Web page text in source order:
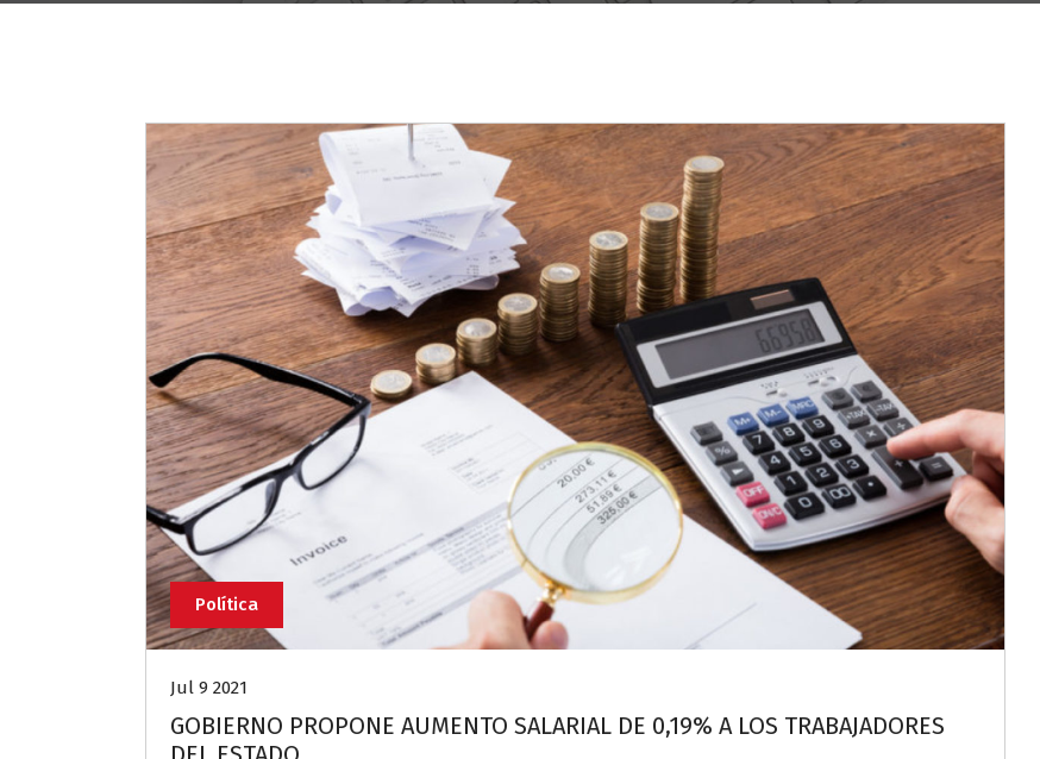
Política
Jul 9 2021
GOBIERNO PROPONE AUMENTO SALARIAL DE 0,19% A LOS TRABAJADORES